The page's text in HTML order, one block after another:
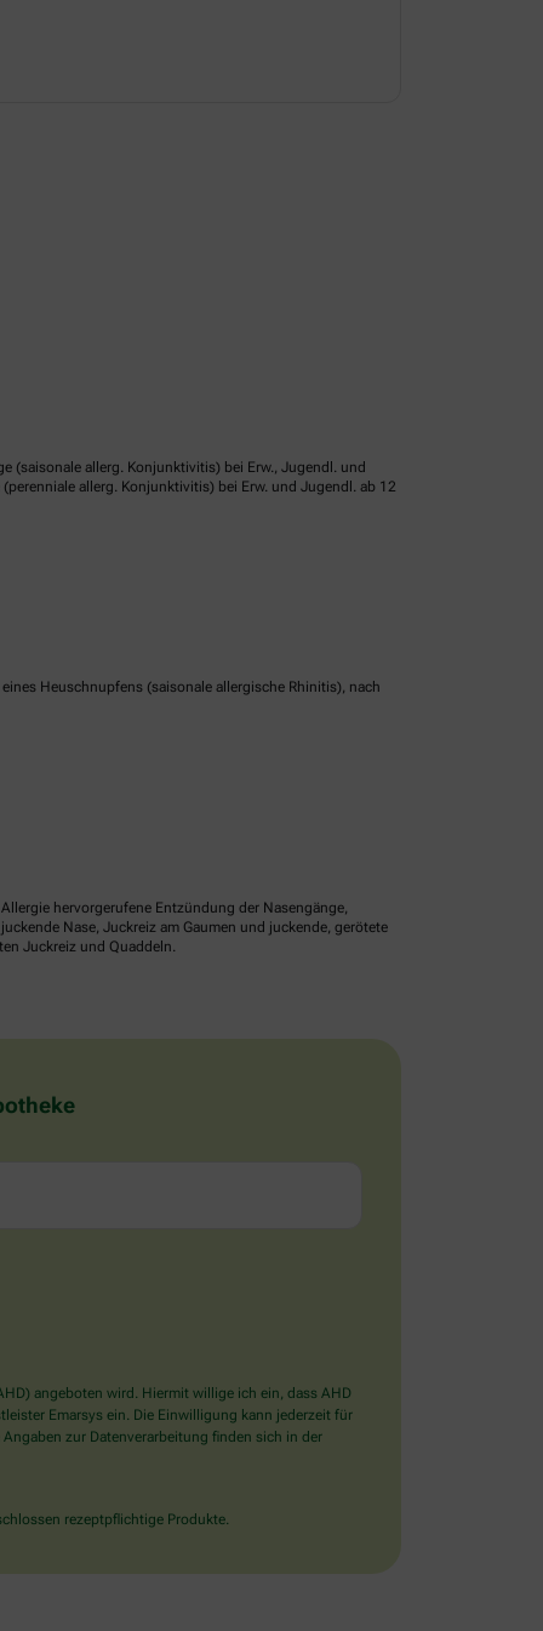
(saisonale allerg. Konjunktivitis) bei Erw., Jugendl. und
allerg. Konjunktivitis) bei Erw. und Jugendl. ab 12
Heuschnupfens (saisonale allergische Rhinitis), nach
hervorgerufene Entzündung der Nasengänge,
Nase, Juckreiz am Gaumen und juckende, gerötete
Juckreiz und Quaddeln.
angeboten wird. Hiermit willige ich ein, dass AHD
Emarsys ein. Die Einwilligung kann jederzeit für
zur Datenverarbeitung finden sich in der
rezeptpflichtige Produkte.